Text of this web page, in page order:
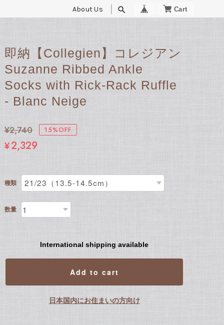
About Us search
即納【Collegien】コレジアン
Suzanne Ribbed Ankle
Socks with Rick-Rack Ruffle
- Blanc Neige
¥2,740 15%OFF
¥2,329
種類
数量
International shipping available
Add to cart
日本国内にお住まいの方向け